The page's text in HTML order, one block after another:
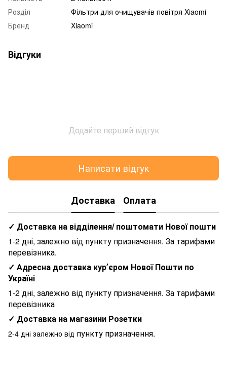
Розділ
Фільтри для очищувачів повітря Xiaomi
Бренд
Xiaomi
Відгуки
Додайте перший відгук
Написати відгук
Доставка Оплата
✓ Доставка на відділення/ поштомати Нової пошти
1-2 дні, залежно від пункту призначення. За тарифами
перевізника.
✓ Адресна доставка курʼєром Нової Пошти по
Україні
1-2 дні, залежно від пункту призначення. За тарифами
перевізника
✓ Доставка на магазини Розетки
2-4 дні залежно від пункту призначення.